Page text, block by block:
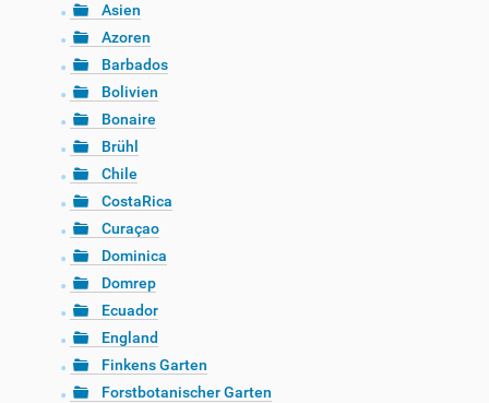
Asien
Azoren
Barbados
Bolivien
Bonaire
Brühl
Chile
CostaRica
Curaçao
Dominica
Domrep
Ecuador
England
Finkens Garten
Forstbotanischer Garten